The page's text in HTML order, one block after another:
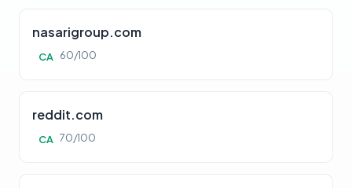
nasarigroup.com
CA 60/100
reddit.com
CA 70/100